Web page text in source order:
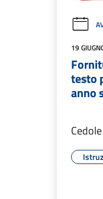
19
testo
anno